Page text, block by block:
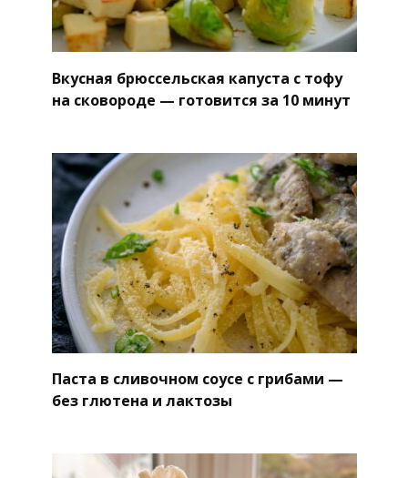
Вкусная брюссельская капуста с тофу
на сковороде — готовится за 10 минут
Паста в сливочном соусе с грибами —
без глютена и лактозы